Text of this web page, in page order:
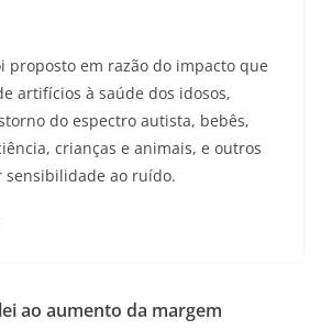
proposto em razão do impacto que
artifícios à saúde dos idosos,
do espectro autista, bebês,
crianças e animais, e outros
sensibilidade ao ruído.
ao aumento da margem